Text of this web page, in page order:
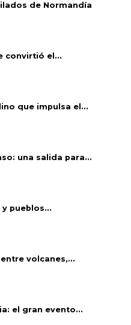
de Normandía
convirtió el...
que impulsa el...
una salida para...
pueblos...
volcanes,...
el gran evento...